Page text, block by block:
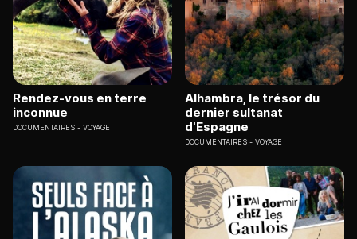
Rendez-vous en terre
inconnue
DOCUMENTAIRES VOYAGE
Alhambra, le trésor du
dernier sultanat
d'Espagne
DOCUMENTAIRES VOYAGE